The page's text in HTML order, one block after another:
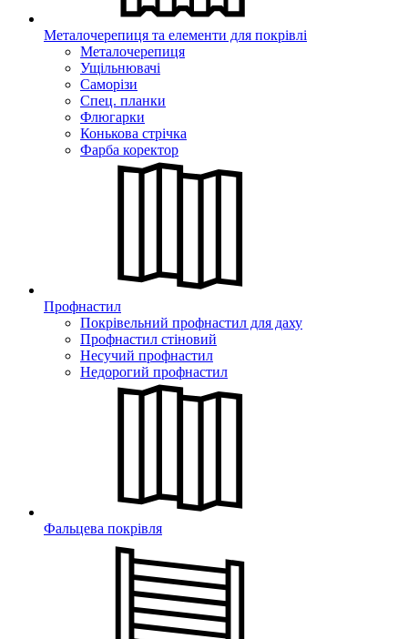
Металочерепиця та елементи для покрівлі
Металочерепиця
Ущільнювачі
Саморізи
Спец. планки
Флюгарки
Конькова стрічка
Фарба коректор
Профнастил
Покрівельний профнастил для даху
Профнастил стіновий
Несучий профнастил
Недорогий профнастил
Фальцева покрівля